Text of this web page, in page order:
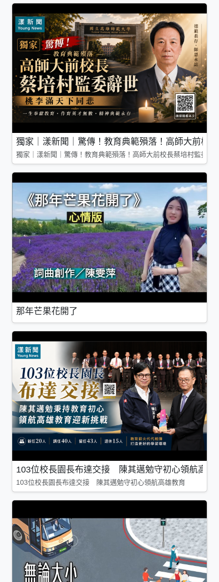
獨家｜漾新聞｜驚傳！教育典範殞落！高師大前校
獨家｜漾新聞｜驚傳！教育典範殞落！高師大前校長蔡培村監委
那年芒果花開了
103位校長園長布達交接 陳其邁勉守初心領航高雄
103位校長園長布達交接 陳其邁勉守初心領航高雄教育